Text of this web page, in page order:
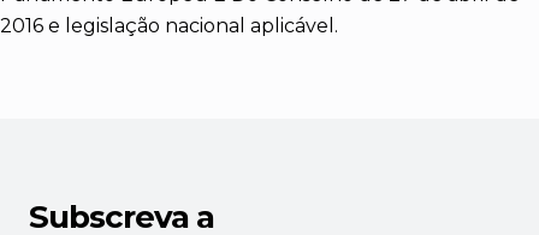
2016 e legislação nacional aplicável.
Subscreva a